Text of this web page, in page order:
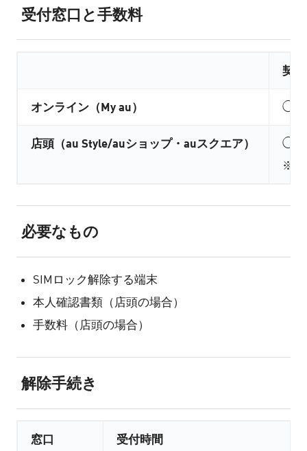
受付窓口と手数料
契
オンライン（My au） ◯（
店頭（au Style/auショップ・auスクエア）
◯（
※購
必要なもの
SIMロック解除する端末
本人確認書類（店頭の場合）
手数料（店頭の場合）
解除手続き
窓口 受付時間